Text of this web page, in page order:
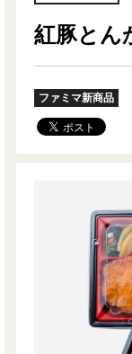
紅豚とん
ファミマ新商品